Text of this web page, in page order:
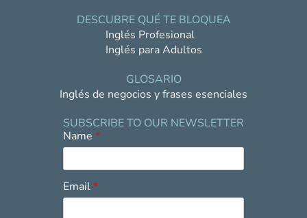
DESCUBRE QUÉ TE BLOQUEA
Inglés Profesional
Inglés para Adultos
GLOSARIO
Inglés de negocios y frases esenciales
SUBSCRIBE TO OUR NEWSLETTER
Name *
Email*